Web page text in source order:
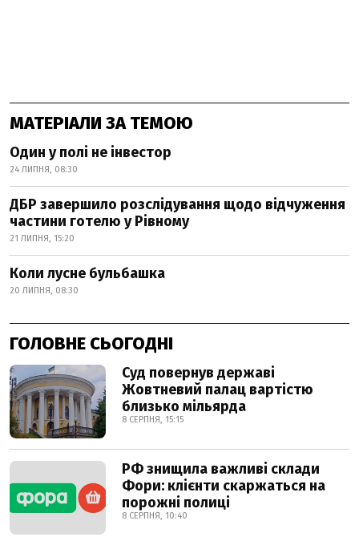
МАТЕРІАЛИ ЗА ТЕМОЮ
Один у полі не інвестор
24 ЛИПНЯ, 08:30
ДБР завершило розслідування щодо відчуження
частини готелю у Рівному
21 ЛИПНЯ, 15:20
Коли лусне бульбашка
20 ЛИПНЯ, 08:30
ГОЛОВНЕ СЬОГОДНІ
Суд повернув державі
Жовтневий палац вартістю
близько мільярда
8 СЕРПНЯ, 15:15
РФ знищила важливі склади
Фори: клієнти скаржаться на
порожні полиці
8 СЕРПНЯ, 10:40